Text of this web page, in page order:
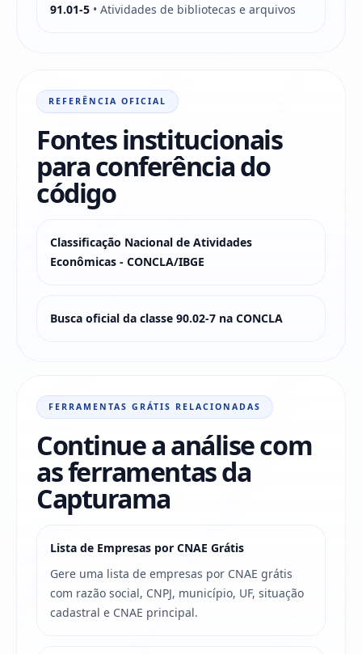
91.01-5 • Atividades de bibliotecas e arquivos
REFERÊNCIA OFICIAL
Fontes institucionais
para conferência do
código
Classificação Nacional de Atividades
Econômicas - CONCLA/IBGE
Busca oficial da classe 90.02-7 na CONCLA
FERRAMENTAS GRÁTIS RELACIONADAS
Continue a análise com
as ferramentas da
Capturama
Lista de Empresas por CNAE Grátis
Gere uma lista de empresas por CNAE grátis
com razão social, CNPJ, município, UF, situação
cadastral e CNAE principal.